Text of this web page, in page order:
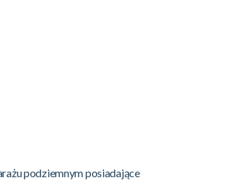
podziemnym posiadające